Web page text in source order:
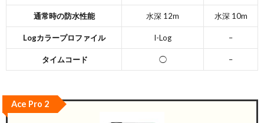
通常時の防水性能 水深 12m 水深 10m
Logカラープロファイル I-Log –
タイムコード ◯ –
Ace Pro 2